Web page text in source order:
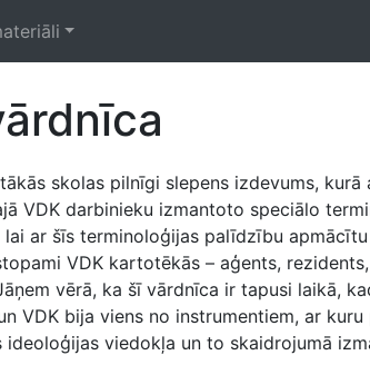
skolas pilnīgi slepens izdevums,
VDK darbinieku izmantoto speciālo
ar šīs terminoloģijas palīdzību
VDK kartotēkās – aģents,
vērā, ka šī vārdnīca ir tapusi laikā,
VDK bija viens no instrumentiem, ar
viedokļa un to skaidrojumā